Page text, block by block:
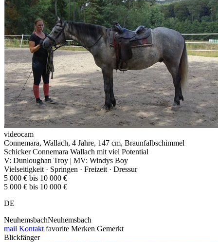
videocam
Connemara, Wallach, 4 Jahre, 147 cm, Braunfalbschimmel
Schicker Connemara Wallach mit viel Potential
V: Dunloughan Troy | MV: Windys Boy
Vielseitigkeit · Springen · Freizeit · Dressur
5 000 € bis 10 000 €
5 000 € bis 10 000 €
DE
NeuhemsbachNeuhemsbach
mail Kontakt favorite Merken Gemerkt
Blickfänger